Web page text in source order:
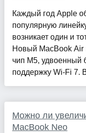
Каждый год Apple
популярную
возникает один и
Новый MacBook Air
чип M5, удвоенный
поддержку Wi-Fi 7.
Можно ли
MacBook Neo